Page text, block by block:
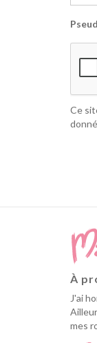
Ce
À
J'ai
mes